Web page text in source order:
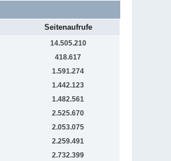
Seitenaufrufe
14.505.210
418.617
1.591.274
1.442.123
1.482.561
2.525.670
2.053.075
2.259.491
2.732.399